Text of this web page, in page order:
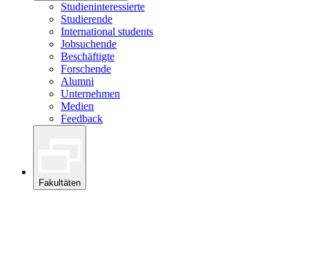
Studieninteressierte
Studierende
International students
Jobsuchende
Beschäftigte
Forschende
Alumni
Unternehmen
Medien
Feedback
Fakultäten